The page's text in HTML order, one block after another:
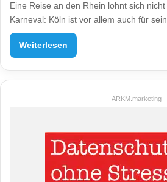
Eine Reise an den Rhein lohnt sich
Karneval: Köln ist vor allem auch für
Weiterlesen
ARKM.marketing